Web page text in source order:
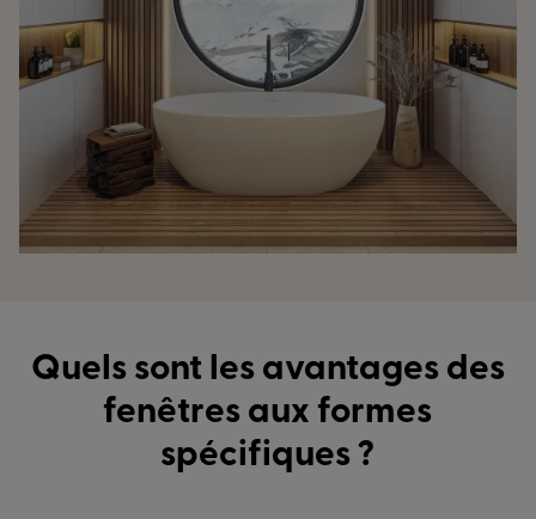
Quels sont les avantages des
fenêtres aux formes
spécifiques ?